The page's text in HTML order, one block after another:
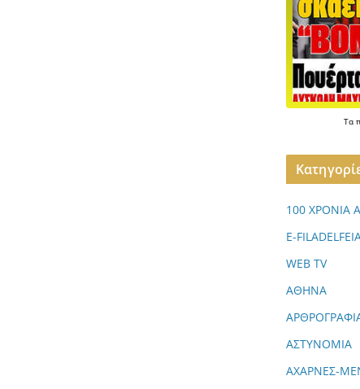
Τα
100 ΧΡΟΝΙΑ
E-
WEB TV
ΑΘΗΝΑ
ΑΣΤΥΝΟΜΙΑ
ΑΧΑΡΝΕΣ-